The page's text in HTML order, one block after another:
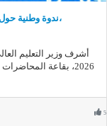
ندوة وطنية حول مزاي الإستثمار في صندوق الصناديق 10 مارس 2026،
2026، بقاعة
5